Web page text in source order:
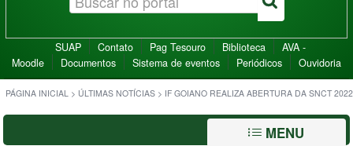
SUAP Contato Pag Tesouro Biblioteca
AVA -
Moodle
Documentos Sistema de eventos Periódicos Ouvidoria
PÁGINA INICIAL > ÚLTIMAS NOTÍCIAS > IF GOIANO REALIZA ABERTURA DA SNCT 2022
MENU